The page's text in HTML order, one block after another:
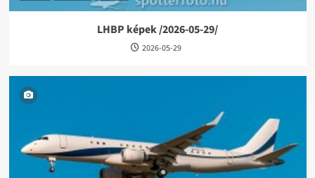
LHBP képek /2026-05-29/
2026-05-29